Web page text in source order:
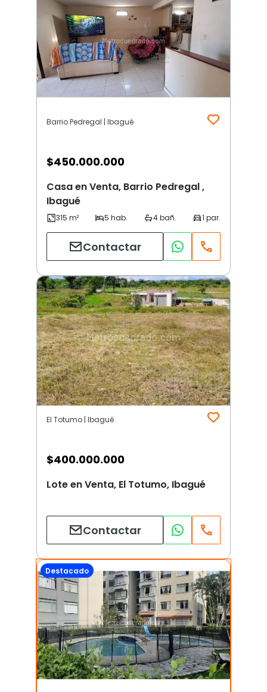
Barrio Pedregal | Ibagué
$450.000.000
Casa en Venta, Barrio Pedregal ,
Ibagué
Contactar
El Totumo | Ibagué
$400.000.000
Lote en Venta, El Totumo, Ibagué
Contactar
Destacado